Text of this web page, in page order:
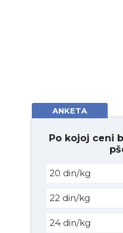
ANKETA
Po kojoj ceni
20 din/kg
22 din/kg
24 din/kg